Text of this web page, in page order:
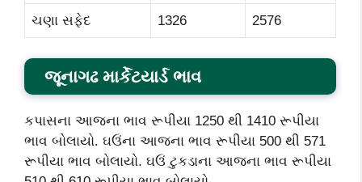
ચણા સફેદ 1326 2576
જૂનાગઢ માર્કેટયાર્ડ ભાવ
કપાસના આજના ભાવ રૂપીયા 1250 થી 1410 રૂપીયા
ભાવ બોલાયો. ઘઉંના આજના ભાવ રૂપીયા 500 થી 571
રૂપીયા ભાવ બોલાયો. ઘઉં ટુકડાના આજના ભાવ રૂપીયા